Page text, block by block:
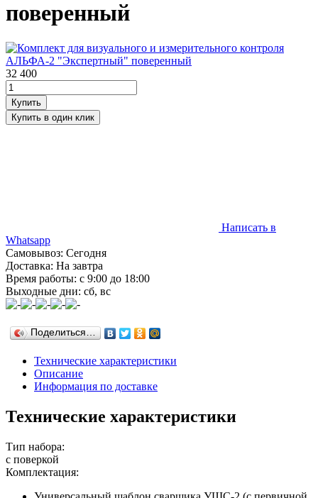
поверенный
32 400
Написать в
Whatsapp
Самовывоз: Сегодня
Доставка: На завтра
Время работы: с 9:00 до 18:00
Выходные дни: сб, вс
Поделиться…
Технические характеристики
Описание
Информация по доставке
Технические характеристики
Тип набора:
с поверкой
Комплектация: